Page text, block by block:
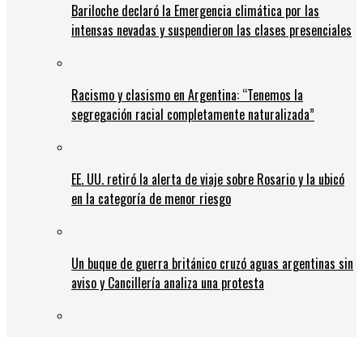
Bariloche declaró la Emergencia climática por las
intensas nevadas y suspendieron las clases presenciales
Racismo y clasismo en Argentina: “Tenemos la
segregación racial completamente naturalizada”
EE. UU. retiró la alerta de viaje sobre Rosario y la ubicó
en la categoría de menor riesgo
Un buque de guerra británico cruzó aguas argentinas sin
aviso y Cancillería analiza una protesta